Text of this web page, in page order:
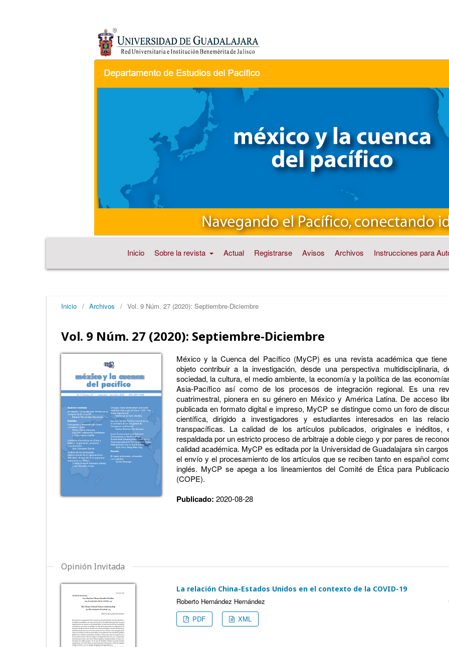
Inicio Sobre la revista Actual Registrarse Avisos Archivos Instrucciones para
Inicio / Archivos / Vol. 9 Núm. 27 (2020): Septiembre-Diciembre
Vol. 9 Núm. 27 (2020): Septiembre-Diciembre
México y la Cuenca del Pacífico (MyCP) es una revista académica que
objeto contribuir a la investigación, desde una perspectiva multidisciplinaria,
sociedad, la cultura, el medio ambiente, la economía y la política de las
Asia-Pacífico así como de los procesos de integración regional. Es una
cuatrimestral, pionera en su género en México y América Latina. De acceso
publicada en formato digital e impreso, MyCP se distingue como un foro de
científica, dirigido a investigadores y estudiantes interesados en las
transpacíficas. La calidad de los artículos publicados, originales e inéditos,
respaldada por un estricto proceso de arbitraje a doble ciego y por pares de
calidad académica. MyCP es editada por la Universidad de Guadalajara sin
el envío y el procesamiento de los artículos que se reciben tanto en español
inglés. MyCP se apega a los lineamientos del Comité de Ética para
(COPE).
Publicado: 2020-08-28
Opinión Invitada
La relación China-Estados Unidos en el contexto de la COVID-19
Roberto Hernández Hernández
PDF
XML